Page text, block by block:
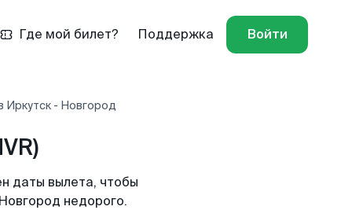
Где мой билет? Поддержка Войти
Иркутск - Новгород
даты вылета, чтобы
недорого.